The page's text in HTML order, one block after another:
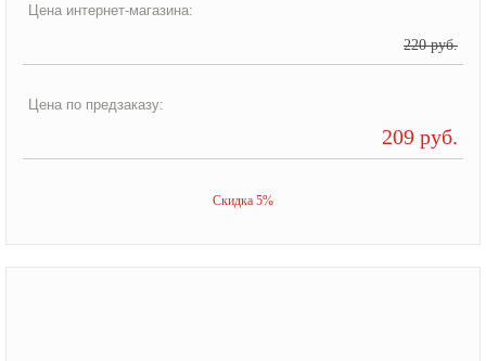
Цена интернет-магазина:
220 руб.
Цена по предзаказу:
209 руб.
Скидка 5%